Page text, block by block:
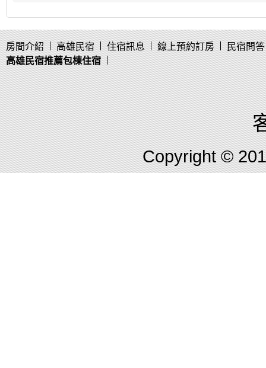
房間介紹 高雄民宿 住宿訊息 線上預約訂房
民宿問答
高雄民宿推薦包棟住宿
Copyright ©